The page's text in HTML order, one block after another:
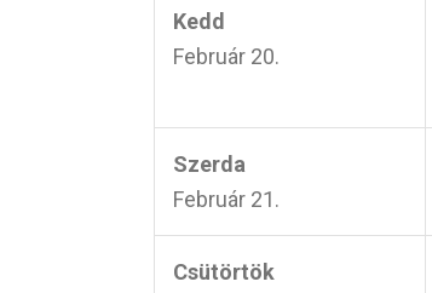
Kedd
Február 20.
Szerda
Február 21.
Csütörtök